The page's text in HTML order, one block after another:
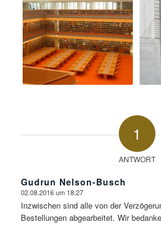
1
ANTWORT
Gudrun Nelson-Busch
sagte:
02.08.2016 um 18:27
Inzwischen sind alle von der
Bestellungen abgearbeitet. Wir